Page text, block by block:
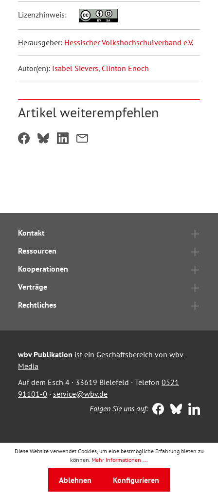
Lizenzhinweis:
Herausgeber: Hessischer Volkshochschulverband e.V.
Autor(en): Isabel Sievers, Clinton Enoch
Artikel weiterempfehlen
Kontakt
Ressourcen
Kooperationen
Verträge
Rechtliches
wbv Publikation ist ein Geschäftsbereich von wbv
Media
Auf dem Esch 4 · 33619 Bielefeld · Telefon 0521
91101-0 · service@wbv.de
Folgen Sie uns auf:
Diese Website verwendet Cookies, um eine bestmögliche Erfahrung bieten zu
können. Mehr Informationen ...
Ablehnen Konfigurieren